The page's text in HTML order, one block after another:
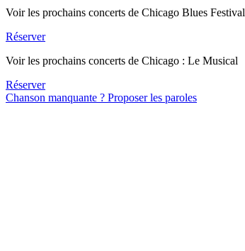
Voir les prochains concerts de Chicago Blues Festival
Réserver
Voir les prochains concerts de Chicago : Le Musical
Réserver
Chanson manquante ? Proposer les paroles